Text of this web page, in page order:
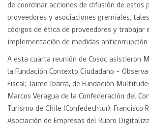
de coordinar acciones de difusión de estos
proveedores y asociaciones gremiales,
códigos de ética de proveedores y trabajar
implementación de medidas anticorrupción
A esta cuarta reunión de Cosoc asistieron
la Fundación Contexto Ciudadano –
Fiscal; Jaime Ibarra, de Fundación
Marcos Veragua de la Confederación del
Turismo de Chile (Confedechtur); Francisco
Asociación de Empresas del Rubro